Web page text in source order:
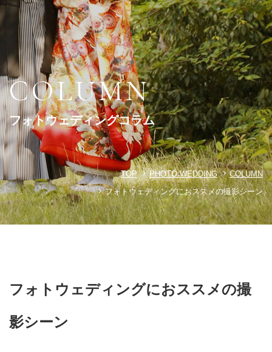
COLUMN
フォトウェディングコラム
TOP PHOTO WEDDING
COLUMN
フォトウェディングにおススメの撮影シーン
フォトウェディングにおススメの撮
影シーン